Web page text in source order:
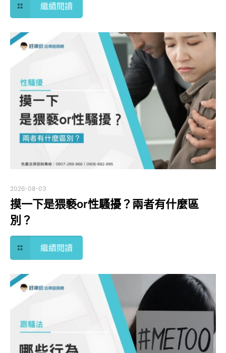
繼續閱讀
2026-08-03
摸一下是猥褻or性騷擾？兩者有什麼區
別？
繼續閱讀